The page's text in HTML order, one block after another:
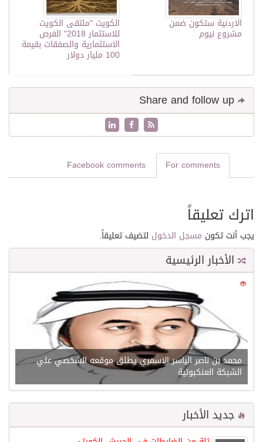
الكويت "ملتقى الكويت
للاستثمار 2018" الفرص
الاستثمارية والصفقات بقيمة
100 مليار دولار
الاردنية ستكون ضمن
مشروع نيوم
For comments
Facebook comments
اترك تعليقاً
يجب أنت تكون مسجل الدخول لتضيف تعليقاً.
الأخبار الرئيسية
21621
محمد بن ناصر الياسر الاسمري يطلق موقعه الشخصي علي
الشبكة العنكبوتية
جديد الأخبار